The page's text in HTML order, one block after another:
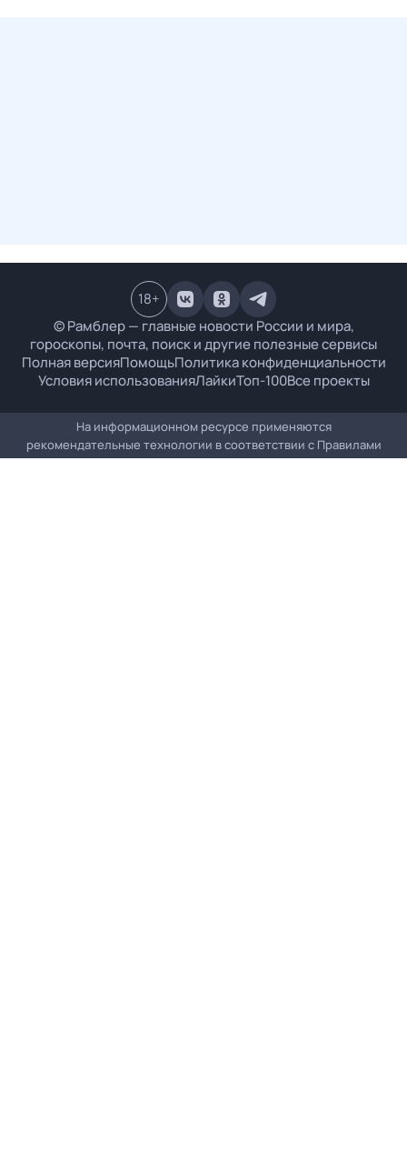
© Рамблер — главные новости России и мира,
гороскопы, почта, поиск и другие полезные сервисы
Полная версияПомощьПолитика конфиденциальности
Условия использованияЛайкиТоп-100Все проекты
18+
На информационном ресурсе применяются
рекомендательные технологии в соответствии с Правилами